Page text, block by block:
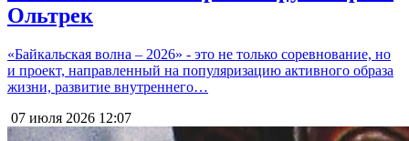
Ольтрек
«Байкальская волна – 2026» - это не только соревнование, но
и проект, направленный на популяризацию активного образа
жизни, развитие внутреннего…
07 июля 2026 12:07